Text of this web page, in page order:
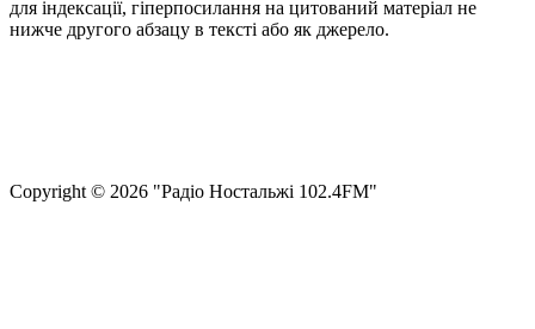
для індексації, гіперпосилання на цитований матеріал не
нижче другого абзацу в тексті або як джерело.
Сopyright © 2026 "Радіо Ностальжі 102.4FM"